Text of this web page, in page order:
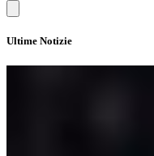
Ultime Notizie